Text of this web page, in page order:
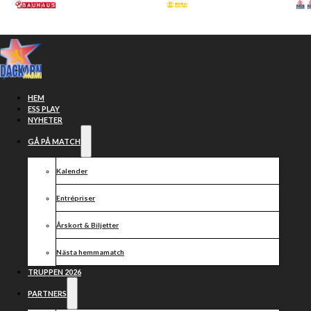
Hoppa till huvudinnehåll
HEM
ESS PLAY
NYHETER
GÅ PÅ MATCH
Kalender
Entrépriser
Årskort & Biljetter
Nästa hemmamatch
TRUPPEN 2026
PARTNERS
DACKEDRAGET